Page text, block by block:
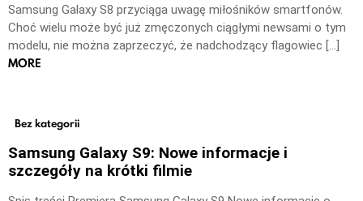
Samsung Galaxy S8 przyciąga uwagę miłośników smartfonów.
Choć wielu może być już zmęczonych ciągłymi newsami o tym
modelu, nie można zaprzeczyć, że nadchodzący flagowiec […]
MORE
Bez kategorii
Samsung Galaxy S9: Nowe informacje i
szczegóły na krótki filmie